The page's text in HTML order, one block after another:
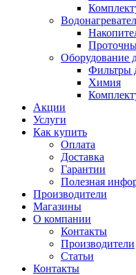
Оборудование
Фильтры
Химия
Акции
Услуги
Как купить
Оплата
Доставка
Гарантии
Полезная
Производители
Магазины
О компании
Контакты
Производители
Статьи
Контакты